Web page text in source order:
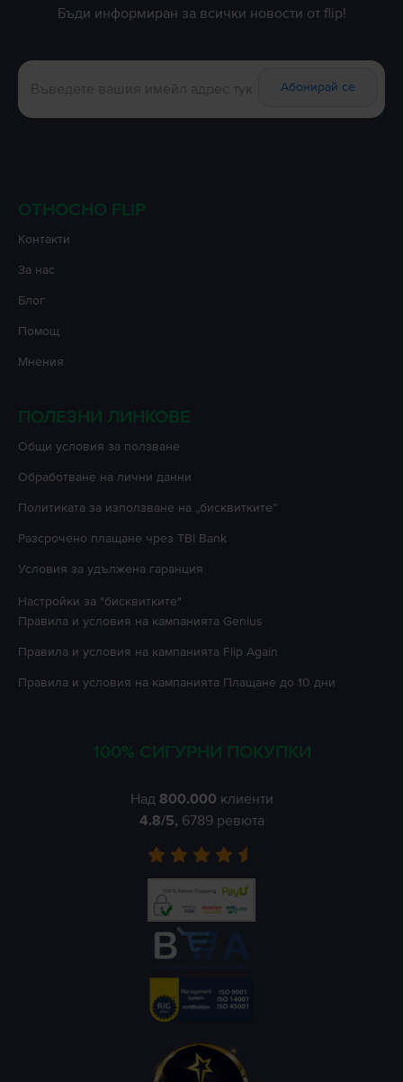
Бъди информиран за всички новости от flip!
Абонирай се
ОТНОСНО FLIP
Контакти
За нас
Блог
Помощ
Мнения
ПОЛЕЗНИ ЛИНКОВЕ
Oбщи условия за ползване
Oбработване на лични данни
Политиката за използване на „бисквитките”
Разсрочено плащане чрез TBI Bank
Условия за удължена гаранция
Настройки за "бисквитките"
Правила и условия на кампанията Genius
Правила и условия на кампанията Flip Again
Правила и условия на кампанията Плащане до 10 дни
100% СИГУРНИ ПОКУПКИ
Над 800.000 клиенти
4.8/5, 6789 ревюта